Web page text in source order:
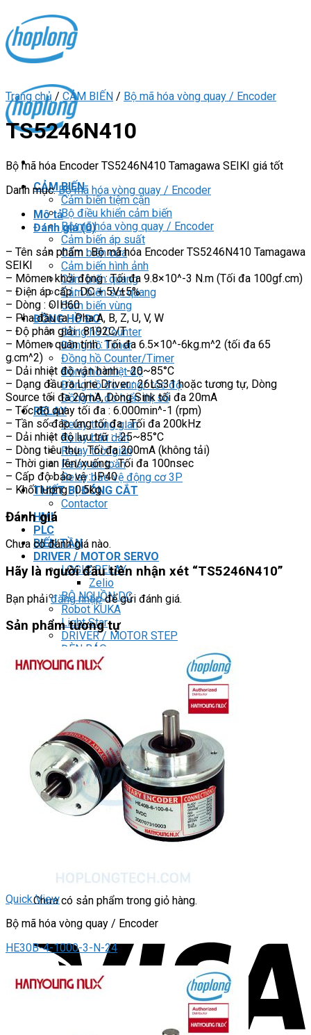
content
CẢM BIẾN
Cảm biến tiệm cận
Bộ điều khiển cảm biến
Bộ mã hóa vòng quay / Encoder
Cảm biến áp suất
Cảm biến cửa
Cảm biến hình ảnh
Cảm biến quang
Cảm biến sợi quang
Cảm biến vùng
ĐỒNG HỒ ĐO
Đồng hồ Counter
Đồng hồ Timer
Đồng hồ Counter/Timer
Đồng hồ nhiệt độ
Đồng hồ đo xung/ tốc độ
Đồng hồ đo hiển thị số
RELAY
Relay trung gian
Relay bán dẫn
Relay thời gian
Relay an toàn
Relay bảo vệ động cơ 3P
THIẾT BỊ ĐÓNG CẮT
Contactor
HMI
PLC
BIẾN TẦN
DRIVER / MOTOR SERVO
LOGIC RELAY
Zelio
BỘ NGUỒN DC
Robot KUKA
Light Star
DRIVER / MOTOR STEP
ĐÈN BÁO
Đèn báo quay
Đèn báo panel tròn
CHUYỂN MẠCH / NÚT NHẤN
Chuyển mạch có khóa
Công tắc dừng khẩn
Nút nhấn
Phích cắm / Ổ cắm / Công tắc
Can nhiệt
Tìm
Giỏ hàng
Chưa có sản phẩm trong giỏ hàng.
Trang chủ / CẢM BIẾN / Bộ mã hóa vòng quay / Encoder
TS5246N410
Bộ mã hóa Encoder TS5246N410 Tamagawa SEIKI giá tốt
Danh mục:Bộ mã hóa vòng quay / Encoder
Mô tả
Đánh giá (0)
– Tên sản phẩm : Bộ mã hóa Encoder TS5246N410 Tamagawa
SEIKI
– Mômen khởi động : Tối đa 9.8×10^-3 N.m (Tối đa 100gf.cm)
– Điện áp cấp : DC + 5V±5%
– Dòng : OIH60
– Pha đầu ra : Pha A, B, Z, U, V, W
– Độ phân giải : 8192C/T
– Mômen quán tính : Tối đa 6.5×10^-6kg.m^2 (tối đa 65
g.cm^2)
– Dải nhiệt độ vận hành : -20~85°C
– Dạng đầu ra Line Driver : 26LS31 hoặc tương tự, Dòng
Source tối đa 20mA, Dòng Sink tối đa 20mA
– Tốc độ quay tối đa : 6.000min^-1 (rpm)
– Tần số đáp ứng tối đa : Tối đa 200kHz
– Dải nhiệt độ lưu trữ : -25~85°C
– Dòng tiêu thụ : Tối đa 200mA (không tải)
– Thời gian lên/xuống : Tối đa 100nsec
– Cấp độ bảo vệ : IP40
– Khối lượng : 0.5kg
Đánh giá
Chưa có đánh giá nào.
Hãy là người đầu tiên nhận xét “TS5246N410”
Bạn phảiđăng nhậpđể gửi đánh giá.
Sản phẩm tương tự
Quick View
Bộ mã hóa vòng quay / Encoder
HE30B-4-1000-3-N-24